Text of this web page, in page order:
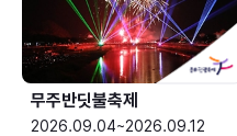
무주반딧불축제
2026.09.04~2026.09.12